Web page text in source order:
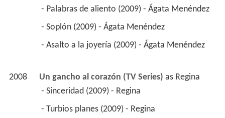
- Palabras de aliento (2009) - Ágata Menéndez
- Soplón (2009) - Ágata Menéndez
- Asalto a la joyería (2009) - Ágata Menéndez
2008 Un gancho al corazón (TV Series) as Regina
- Sinceridad (2009) - Regina
- Turbios planes (2009) - Regina